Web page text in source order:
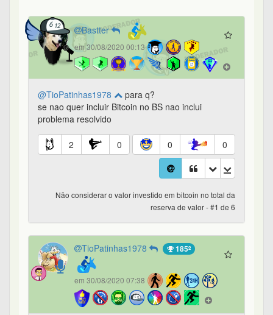
Bastter
em 30/08/2020 00:13
@TioPatinhas1978
para q?
se nao quer incluir Bitcoin no BS nao inclui
problema resolvido
2 0 0 0
Não considerar o valor investido em bitcoin no total da
reserva de valor - #1 de 6
TioPatinhas1978 185º
em 30/08/2020 07:38